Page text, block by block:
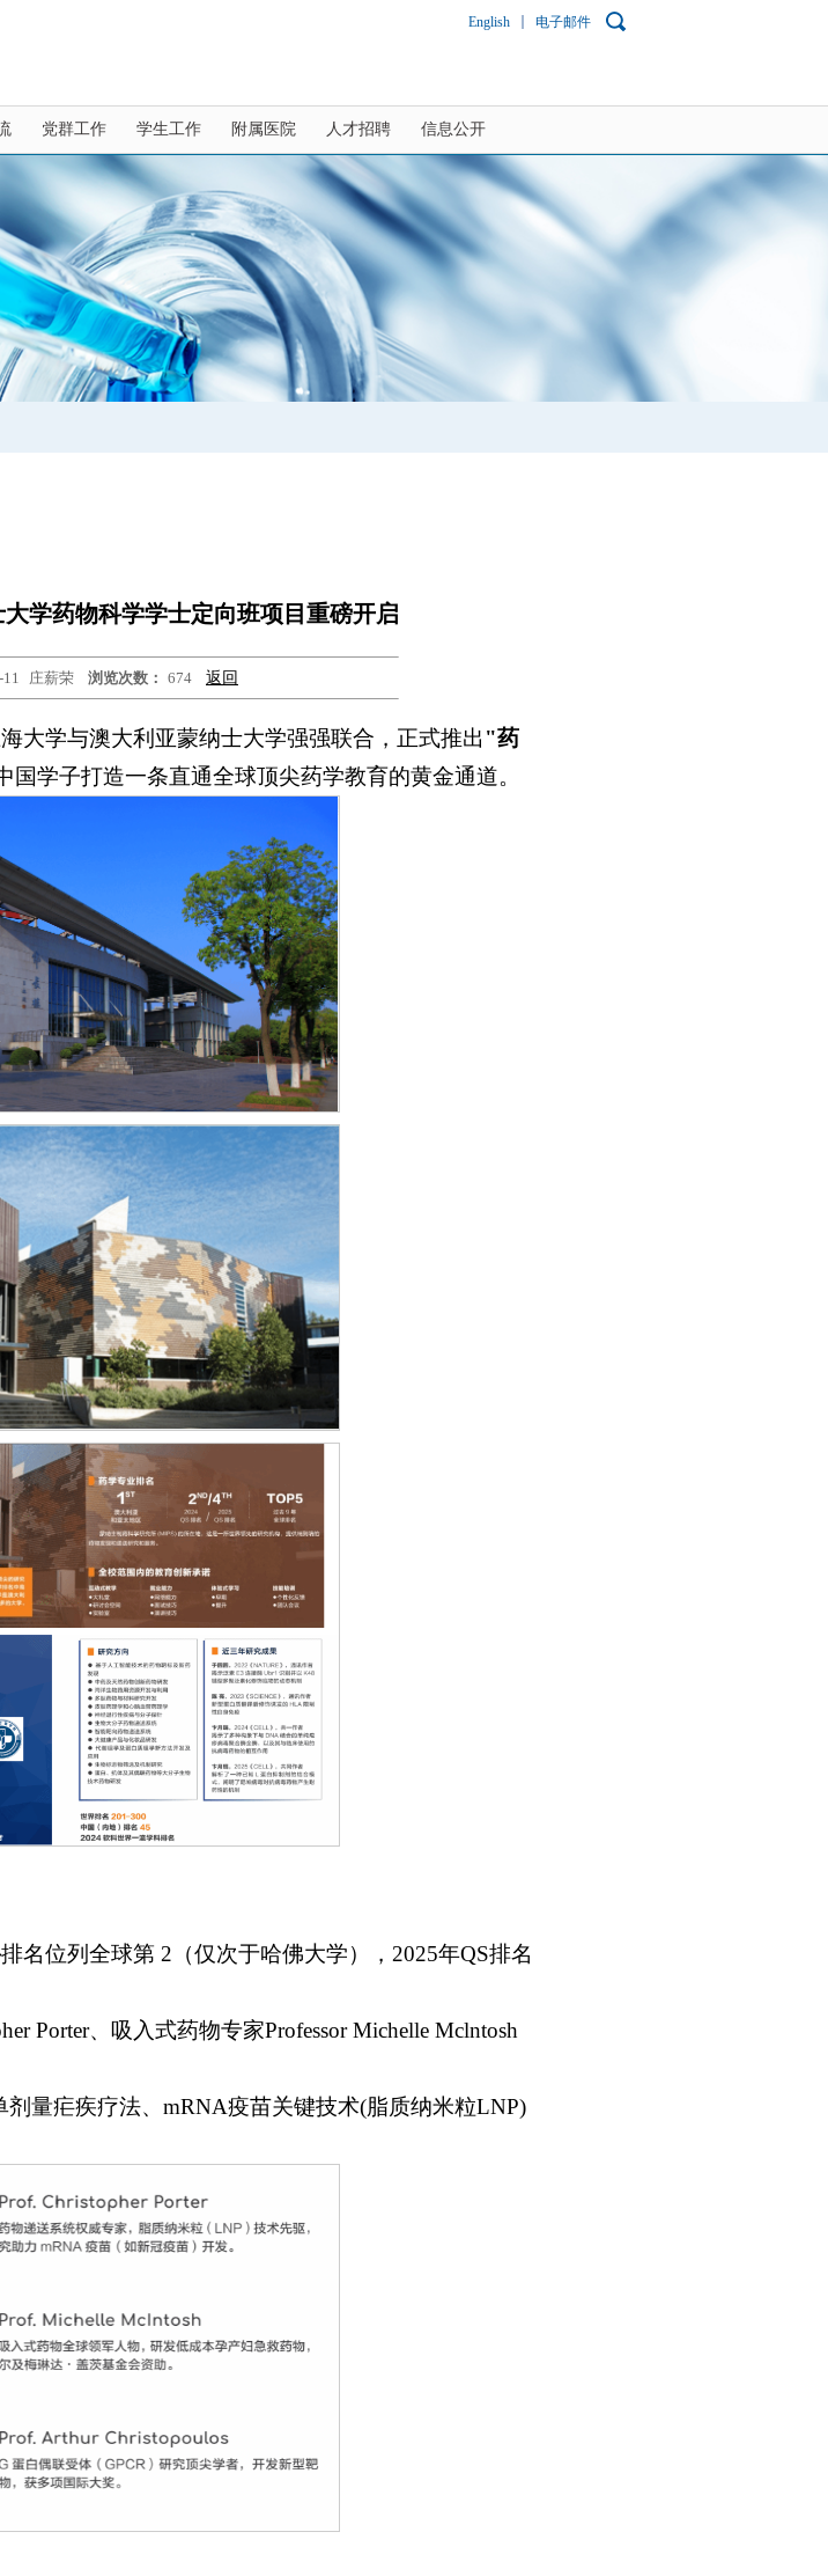
English 电子邮件
党群工作 学生工作 附属医院 人才招聘 信息公开
学药物科学学士定向班项目重磅开启
庄薪荣 浏览次数： 674 返回
大学与澳大利亚蒙纳士大学强强联合，正式推出 "药
国学子打造一条直通全球顶尖药学教育的黄金通道。
排名位列全球第 2（仅次于哈佛大学），2025年QS排名
Porter、吸入式药物专家Professor Michelle Mclntosh
剂量疟疾疗法、mRNA疫苗关键技术(脂质纳米粒LNP)